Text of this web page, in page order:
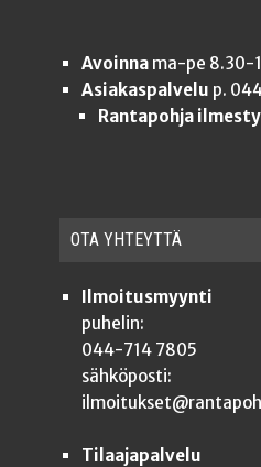
Avoinnama-pe 8.30-
Asiakaspalvelu p.
Rantapohja
OTA YHTEYT­TÄ
Ilmoitusmyynti
puhelin:
044-714 7805
sähköposti:
Tilaajapalvelu